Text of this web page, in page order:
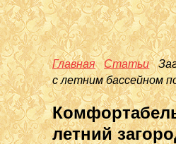
Главная Статьи
с летним бассейном
летний